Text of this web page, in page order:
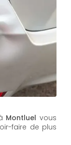
Montluel vous
faire de plus